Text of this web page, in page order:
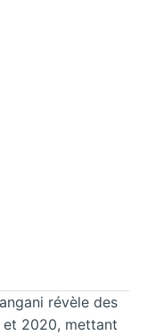
révèle des
et 2020, mettant